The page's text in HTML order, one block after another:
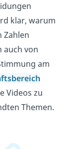
klar, warum
Zahlen
auch von
am
Videos zu
Themen.